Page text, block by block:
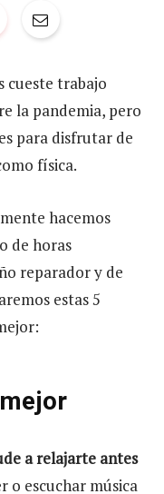
cueste trabajo
la pandemia, pero
para disfrutar de
física.
hacemos
de horas
reparador y de
estas 5
a relajarte antes
o escuchar música